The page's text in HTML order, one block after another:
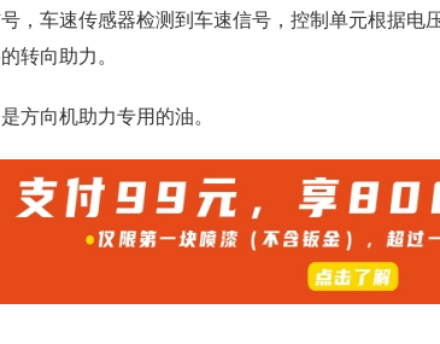
，车速传感器检测到车速信号，控制单元根据电
转向助力。
方向机助力专用的油。